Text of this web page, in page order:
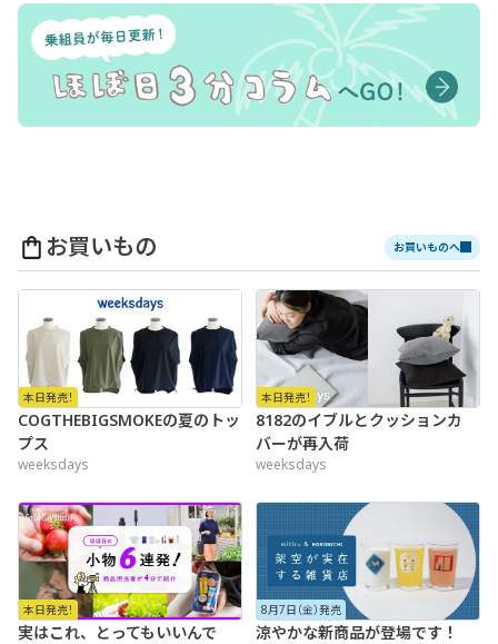
お買いもの お買いものへ
本日発売！
COGTHEBIGSMOKEの夏のトッ
プス
weeksdays
本日発売！
8182のイブルとクッションカ
バーが再入荷
weeksdays
本日発売！
実はこれ、とってもいいんで
8月7日（金）発売
涼やかな新商品が登場です！